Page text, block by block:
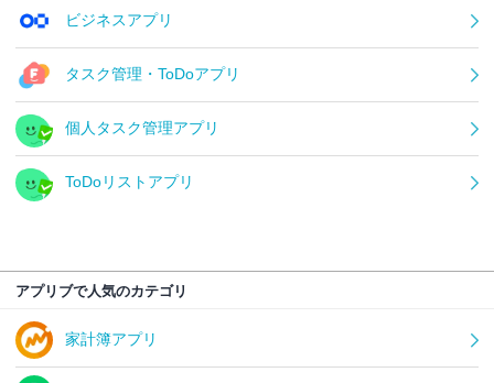
ビジネスアプリ
タスク管理・ToDoアプリ
個人タスク管理アプリ
ToDoリストアプリ
アプリブで人気のカテゴリ
家計簿アプリ